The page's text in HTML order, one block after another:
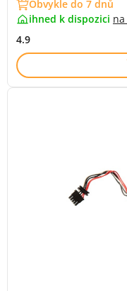
Obvykle do 7 dnů
ihned k dispozici na
4.9